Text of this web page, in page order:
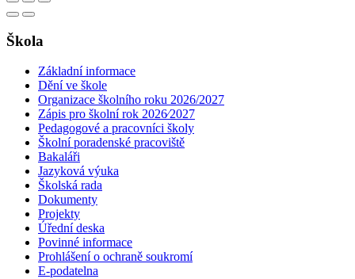
Škola
Základní informace
Dění ve škole
Organizace školního roku 2026/2027
Zápis pro školní rok 2026⁄2027
Pedagogové a pracovníci školy
Školní poradenské pracoviště
Bakaláři
Jazyková výuka
Školská rada
Dokumenty
Projekty
Úřední deska
Povinné informace
Prohlášení o ochraně soukromí
E-podatelna